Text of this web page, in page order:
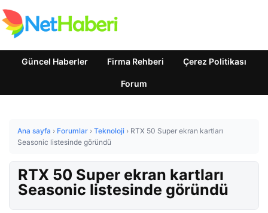
Güncel Haberler Firma Rehberi Çerez Politikası
Forum
Ana sayfa › Forumlar › Teknoloji › RTX 50 Super ekran kartları
Seasonic listesinde göründü
RTX 50 Super ekran kartları
Seasonic listesinde göründü